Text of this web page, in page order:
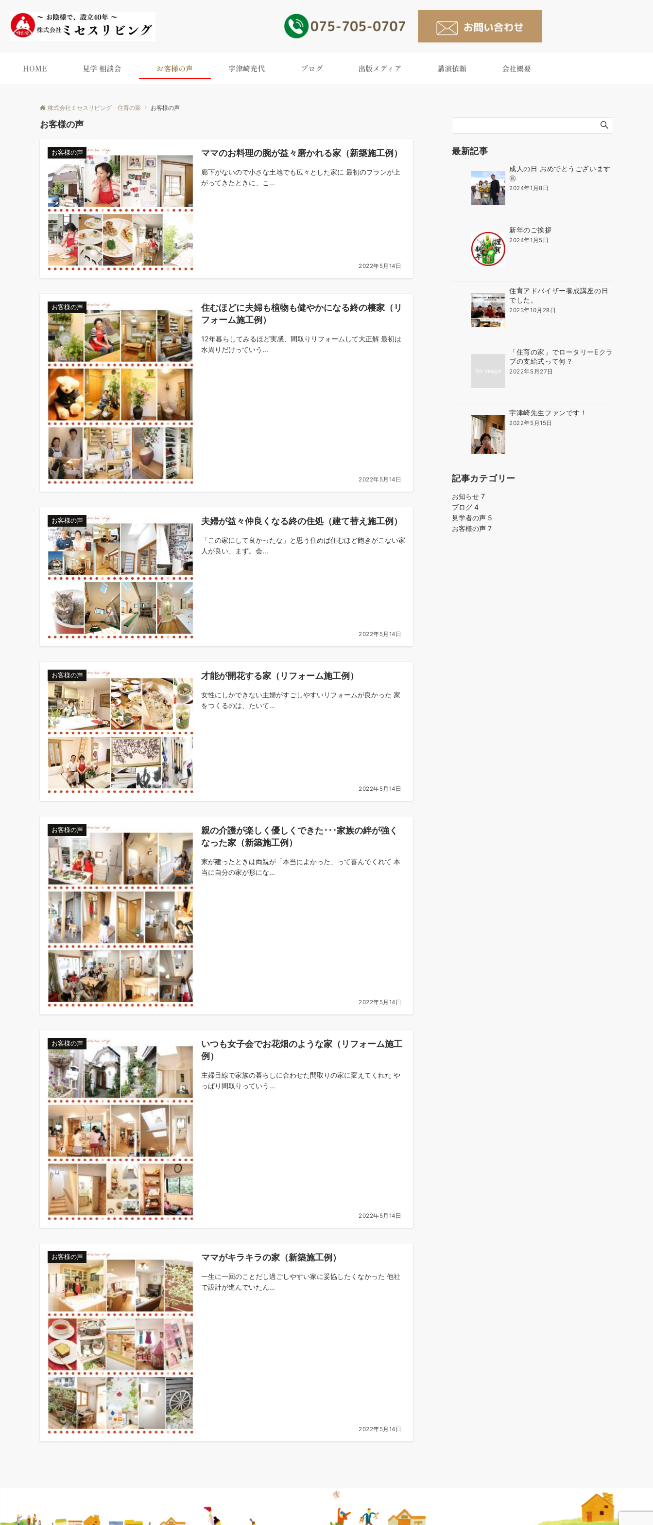
HOME 見学 相談会 お客様の声 宇津崎光代 ブログ 出版メディア 講演依頼 会社概要
株式会社ミセスリビング 住育の家 お客様の声
お客様の声
お客様の声 ママのお料理の腕が益々磨かれる家（新築施工例）
廊下がないので小さな土地でも広々とした家に 最初のプランが上
がってきたときに、こ...
2022年5月14日
お客様の声
住むほどに夫婦も植物も健やかになる終の棲家（リ
フォーム施工例）
12年暮らしてみるほど実感、間取りリフォームして大正解 最初は
水周りだけっていう...
2022年5月14日
お客様の声 夫婦が益々仲良くなる終の住処（建て替え施工例）
「この家にして良かったな」と思う住めば住むほど飽きがこない家
人が良い、まず。会...
2022年5月14日
お客様の声 才能が開花する家（リフォーム施工例）
女性にしかできない主婦がすごしやすいリフォームが良かった 家
をつくるのは、たいて...
2022年5月14日
お客様の声
親の介護が楽しく優しくできた･･･家族の絆が強く
なった家（新築施工例）
家が建ったときは両親が「本当によかった」って喜んでくれて 本
当に自分の家が形にな...
2022年5月14日
お客様の声
いつも女子会でお花畑のような家（リフォーム施工
例）
主婦目線で家族の暮らしに合わせた間取りの家に変えてくれた や
っぱり間取りっていう...
2022年5月14日
お客様の声 ママがキラキラの家（新築施工例）
一生に一回のことだし過ごしやすい家に妥協したくなかった 他社
で設計が進んでいたん...
2022年5月14日
最新記事
成人の日 おめでとうございます
㊗️
2024年1月8日
新年のご挨拶
2024年1月5日
住育アドバイザー養成講座の日
でした。
2023年10月28日
「住育の家」でロータリーEクラ
ブの支給式って何？
2022年5月27日
宇津崎先生ファンです！
2022年5月15日
記事カテゴリー
お知らせ 7
ブログ 4
見学者の声 5
お客様の声 7